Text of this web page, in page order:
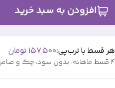
افزودن به سبد خرید
هر قسط با ترب‌پی:۱۵۷٬۵۰۰تومان
۴ قسط ماهانه. بدون سود، چک و ضامن.